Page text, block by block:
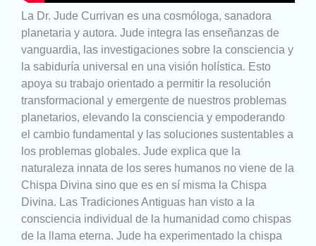
La Dr. Jude Currivan es una cosmóloga, sanadora
planetaria y autora. Jude integra las enseñanzas de
vanguardia, las investigaciones sobre la consciencia y
la sabiduría universal en una visión holística. Esto
apoya su trabajo orientado a permitir la resolución
transformacional y emergente de nuestros problemas
planetarios, elevando la consciencia y empoderando
el cambio fundamental y las soluciones sustentables a
los problemas globales. Jude explica que la
naturaleza innata de los seres humanos no viene de la
Chispa Divina sino que es en sí misma la Chispa
Divina. Las Tradiciones Antiguas han visto a la
consciencia individual de la humanidad como chispas
de la llama eterna. Jude ha experimentado la chispa